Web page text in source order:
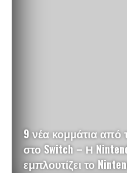
9 νέα κομμάτια από
στο Switch – Η
εμπλουτίζει το